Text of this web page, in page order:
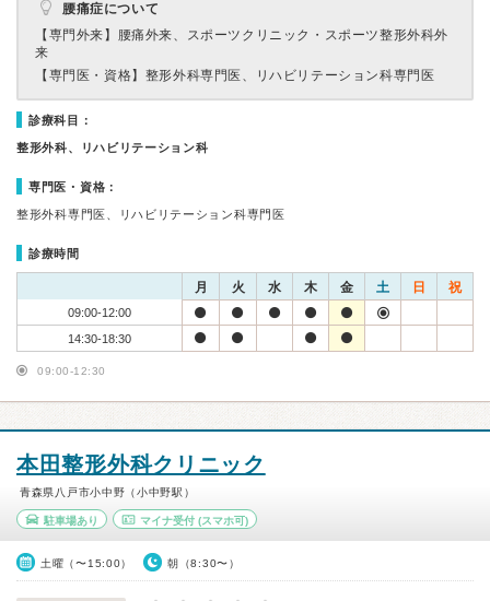
腰痛症について
【専門外来】
腰痛外来、スポーツクリニック・スポーツ整形外科外
来
【専門医・資格】 整形外科専門医、リハビリテーション科専門医
診療科目：
整形外科、リハビリテーション科
専門医・資格：
整形外科専門医、リハビリテーション科専門医
診療時間
月 火 水 木 金 土 日 祝
09:00-12:00
14:30-18:30
09:00-12:30
本田整形外科クリニック
青森県八戸市小中野（小中野駅）
駐車場あり マイナ受付(スマホ可)
土曜（〜15:00） 朝（8:30〜）